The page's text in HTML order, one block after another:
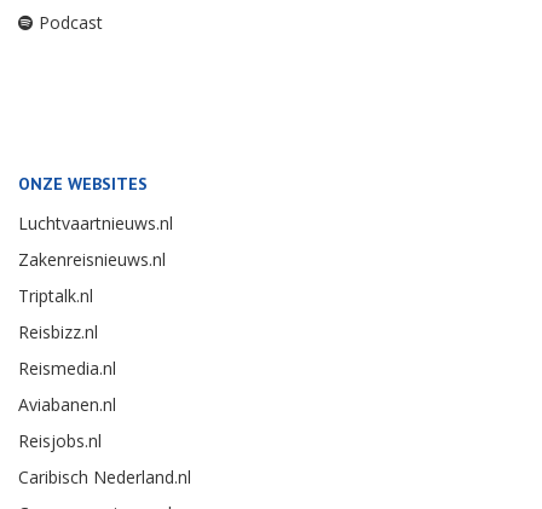
Podcast
ONZE WEBSITES
Luchtvaartnieuws.nl
Zakenreisnieuws.nl
Triptalk.nl
Reisbizz.nl
Reismedia.nl
Aviabanen.nl
Reisjobs.nl
Caribisch Nederland.nl